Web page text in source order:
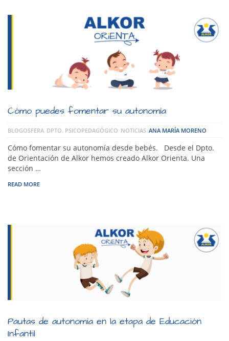
Cómo puedes fomentar su autonomía
BLOGOSFERA DPTO. PSICOPEDAGÓGICO NOTICIAS ANA MARÍA MORENO
Cómo fomentar su autonomía desde bebés. Desde el Dpto.
de Orientación de Alkor hemos creado Alkor Orienta. Una
sección …
READ MORE
Pautas de autonomía en la etapa de Educación
Infantil